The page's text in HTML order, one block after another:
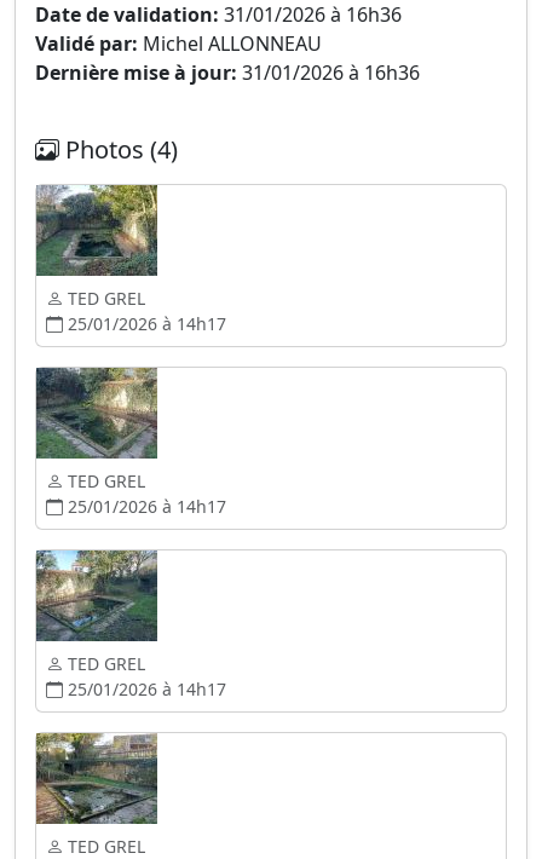
Date de validation: 31/01/2026 à 16h36
Validé par: Michel ALLONNEAU
Dernière mise à jour: 31/01/2026 à 16h36
Photos (4)
TED GREL
25/01/2026 à 14h17
TED GREL
25/01/2026 à 14h17
TED GREL
25/01/2026 à 14h17
TED GREL